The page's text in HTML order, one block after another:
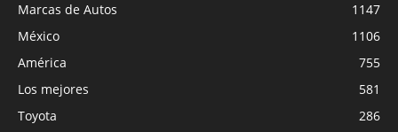
Marcas de Autos
1147
México
1106
América
755
Los mejores
581
Toyota
286